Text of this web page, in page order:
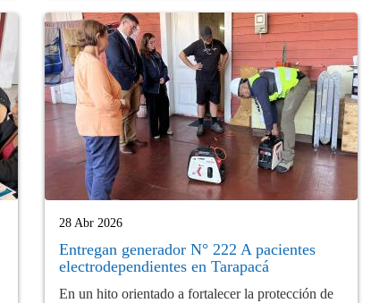
28 Abr 2026
Entregan generador N° 222 A pacientes
electrodependientes en Tarapacá
En un hito orientado a fortalecer la protección de